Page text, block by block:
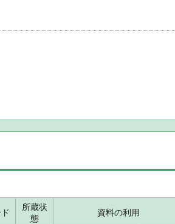
所蔵状
態
資料の利用